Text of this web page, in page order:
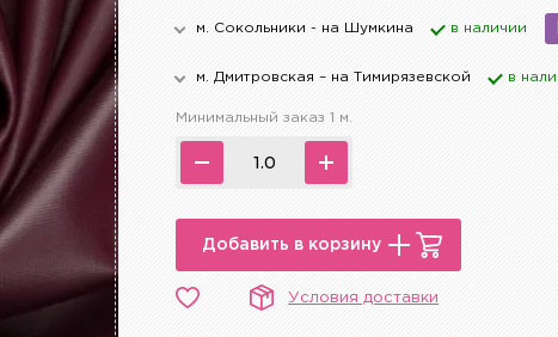
м. Сокольники - на Шумкина в наличии
м. Дмитровская – на Тимирязевской в
Минимальный заказ 1 м.
Добавить в корзину
Условия доставки